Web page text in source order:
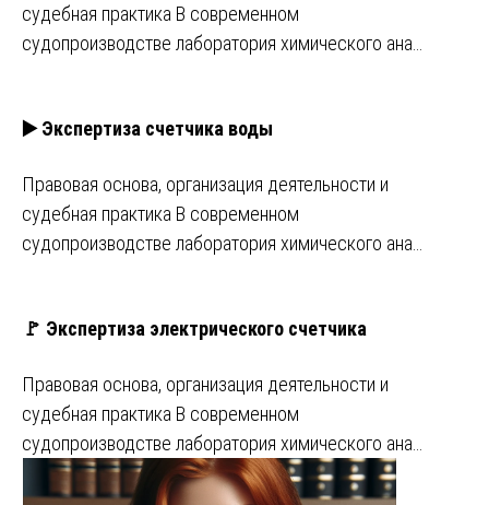
судебная практика В современном
судопроизводстве лаборатория химического ана…
▶️ Экспертиза счетчика воды
Правовая основа, организация деятельности и
судебная практика В современном
судопроизводстве лаборатория химического ана…
🚩 Экспертиза электрического счетчика
Правовая основа, организация деятельности и
судебная практика В современном
судопроизводстве лаборатория химического ана…